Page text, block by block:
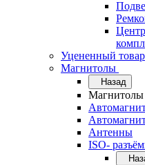
Уцененный товар
Магнитолы
Назад
Магнитолы
Антенны
ISO-